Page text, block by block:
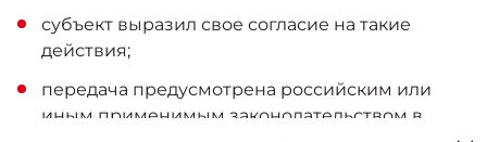
субъект выразил свое согласие на такие
действия;
передача предусмотрена российским или
иным применимым законодательством в